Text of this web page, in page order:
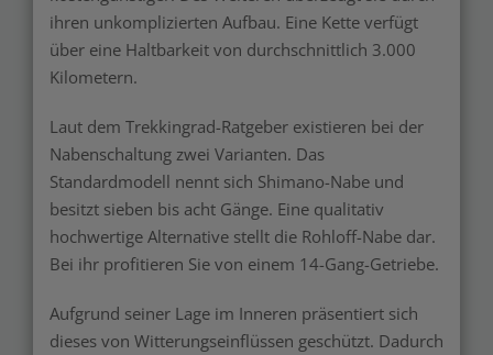
ihren unkomplizierten Aufbau. Eine Kette verfügt
über eine Haltbarkeit von durchschnittlich 3.000
Kilometern.
Laut dem Trekkingrad-Ratgeber existieren bei der
Nabenschaltung zwei Varianten. Das
Standardmodell nennt sich Shimano-Nabe und
besitzt sieben bis acht Gänge. Eine qualitativ
hochwertige Alternative stellt die Rohloff-Nabe dar.
Bei ihr profitieren Sie von einem 14-Gang-Getriebe.
Aufgrund seiner Lage im Inneren präsentiert sich
dieses von Witterungseinflüssen geschützt. Dadurch